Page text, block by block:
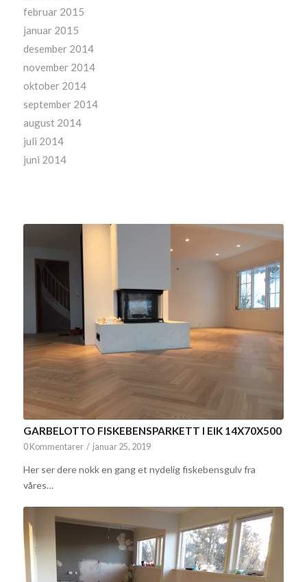
GARBELOTTO FISKEBENSPARKETT I EIK 14X70X500
0 Kommentarer / januar 25, 2019
Her ser dere nokk en gang et nydelig fiskebensgulv fra
våres…
februar 2015
januar 2015
desember 2014
november 2014
oktober 2014
september 2014
august 2014
juli 2014
juni 2014